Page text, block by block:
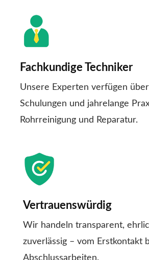
Fachkundige Techniker
Unsere Experten verfügen
Schulungen und jahrelange
Rohrreinigung und Reparatur.
Vertrauenswürdig
Wir handeln transparent,
zuverlässig – vom Erstkontakt
Abschlussarbeiten.